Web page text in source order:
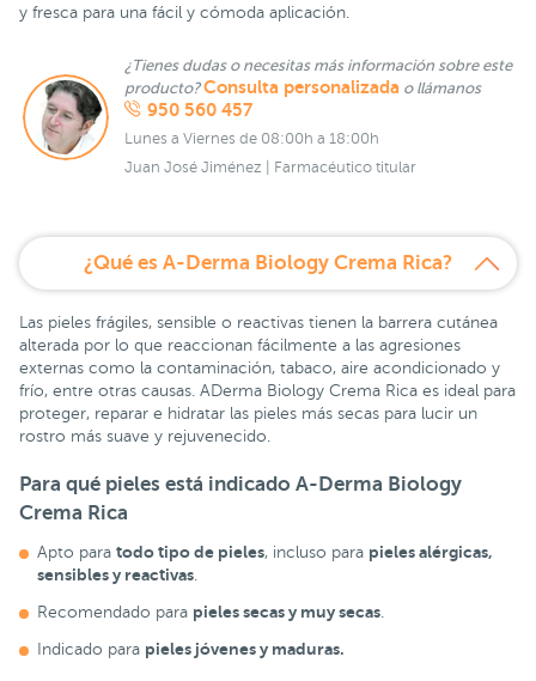
y fresca para una fácil y cómoda aplicación.
¿Tienes dudas o necesitas más información sobre este
producto?Consulta personalizada o llámanos
950 560 457
Lunes a Viernes de 08:00h a 18:00h
Juan José Jiménez | Farmacéutico titular
¿Qué es A-Derma Biology Crema Rica?
Las pieles frágiles, sensible o reactivas tienen la barrera cutánea
alterada por lo que reaccionan fácilmente a las agresiones
externas como la contaminación, tabaco, aire acondicionado y
frío, entre otras causas. ADerma Biology Crema Rica es ideal para
proteger, reparar e hidratar las pieles más secas para lucir un
rostro más suave y rejuvenecido.
Para qué pieles está indicado A-Derma Biology
Crema Rica
Apto para todo tipo de pieles, incluso para pieles alérgicas,
sensibles y reactivas.
Recomendado para pieles secas y muy secas.
Indicado para pieles jóvenes y maduras.